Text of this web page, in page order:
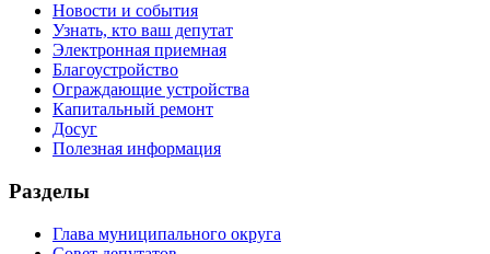
Новости и события
Узнать, кто ваш депутат
Электронная приемная
Благоустройство
Ограждающие устройства
Капитальный ремонт
Досуг
Полезная информация
Разделы
Глава муниципального округа